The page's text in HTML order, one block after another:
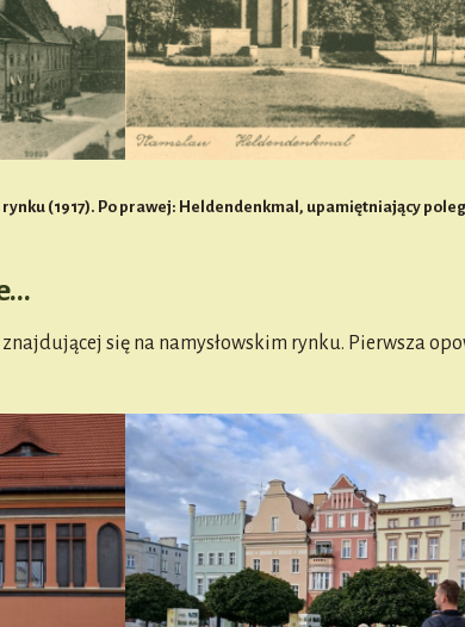
(1917). Po prawej: Heldendenkmal, upamiętniający
się na namysłowskim rynku. Pierwsza